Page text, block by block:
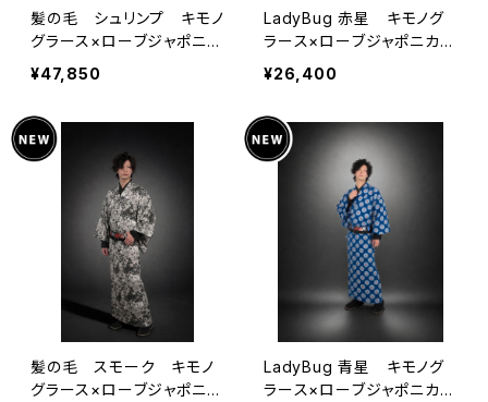
髪の毛 シュリンプ キモノ
グラース×ローブジャポニカ
コラボ浴衣 メンズ 麻10
¥47,850
LadyBug 赤星 キモノグ
ラース×ローブジャポニカコ
ラボ浴衣 メンズ 綿10
¥26,400
髪の毛 スモーク キモノ
グラース×ローブジャポニカ
LadyBug 青星 キモノグ
ラース×ローブジャポニカコ